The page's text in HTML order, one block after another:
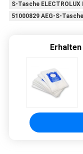
S-Tasche ELECTROLUX
51000829 AEG-S-Tasche